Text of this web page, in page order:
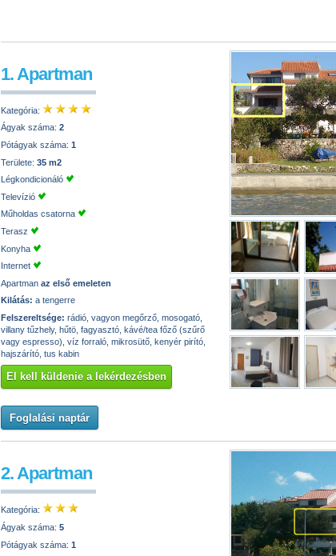
1. Apartman
Kategória:
Ágyak száma: 2
Pótágyak száma: 1
Területe: 35 m2
Légkondicionáló
Televízió
Műholdas csatorna
Terasz
Konyha
Internet
Apartman az első emeleten
Kilátás: a tengerre
Felszereltsége: rádió, vagyon megőrző, mosogató,
villany tűzhely, hűtö, fagyasztó, kávé/tea főző (szűrő
vagy espresso), víz forraló, mikrosütő, kenyér pirító,
hajszárító, tus kabin
El kell küldenie a lekérdezésben
Foglalási naptár
2. Apartman
Kategória:
Ágyak száma: 5
Pótágyak száma: 1